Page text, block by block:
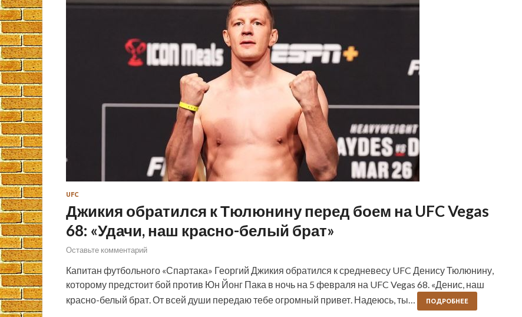
UFC
Джикия обратился к Тюлюнину перед боем на UFC Vegas
68: «Удачи, наш красно-белый брат»
Оставьте комментарий
Капитан футбольного «Спартака» Георгий Джикия обратился к средневесу UFC Денису Тюлюнину,
которому предстоит бой против Юн Йонг Пака в ночь на 5 февраля на UFC Vegas 68. «Денис, наш
красно-белый брат. От всей души передаю тебе огромный привет. Надеюсь, ты…
ПОДРОБНЕЕ